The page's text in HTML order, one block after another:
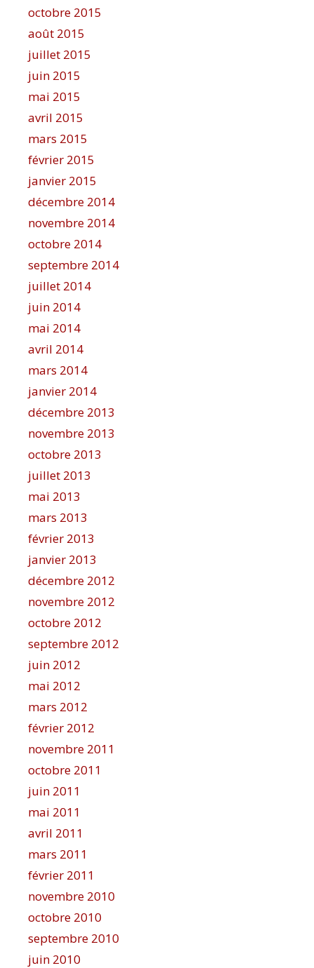
octobre 2015
août 2015
juillet 2015
juin 2015
mai 2015
avril 2015
mars 2015
février 2015
janvier 2015
décembre 2014
novembre 2014
octobre 2014
septembre 2014
juillet 2014
juin 2014
mai 2014
avril 2014
mars 2014
janvier 2014
décembre 2013
novembre 2013
octobre 2013
juillet 2013
mai 2013
mars 2013
février 2013
janvier 2013
décembre 2012
novembre 2012
octobre 2012
septembre 2012
juin 2012
mai 2012
mars 2012
février 2012
novembre 2011
octobre 2011
juin 2011
mai 2011
avril 2011
mars 2011
février 2011
novembre 2010
octobre 2010
septembre 2010
juin 2010